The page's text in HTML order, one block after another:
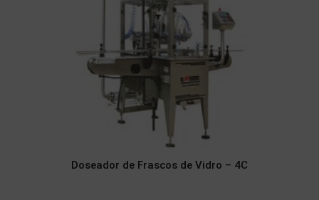
Doseador de Frascos de Vidro – 4C